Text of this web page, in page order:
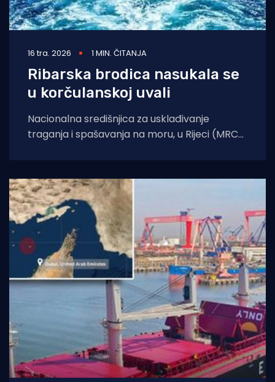
16 tra. 2026 1 MIN. ČITANJA
Ribarska brodica nasukala se
u korčulanskoj uvali
Nacionalna središnjica za usklađivanje
traganja i spašavanja na moru, u Rijeci (MRCC